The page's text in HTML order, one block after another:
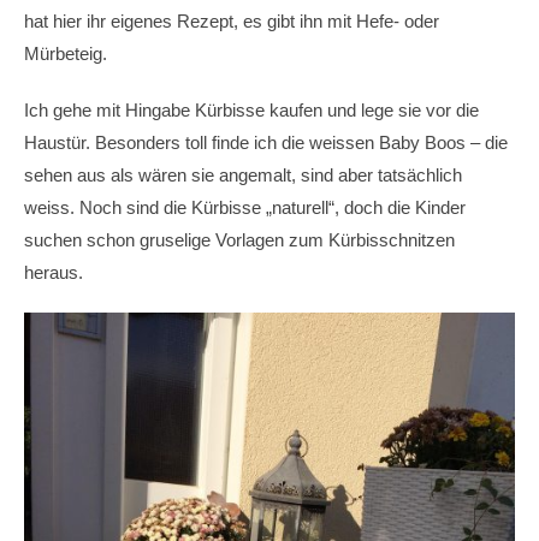
hat hier ihr eigenes Rezept, es gibt ihn mit Hefe- oder
Mürbeteig.
Ich gehe mit Hingabe Kürbisse kaufen und lege sie vor die
Haustür. Besonders toll finde ich die weissen Baby Boos – die
sehen aus als wären sie angemalt, sind aber tatsächlich
weiss. Noch sind die Kürbisse „naturell“, doch die Kinder
suchen schon gruselige Vorlagen zum Kürbisschnitzen
heraus.